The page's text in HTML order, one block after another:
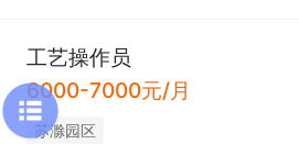
工艺操作员
6000-7000元/月
苏滁园区